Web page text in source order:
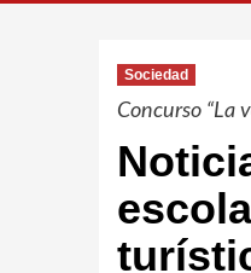
Sociedad
Concurso “La